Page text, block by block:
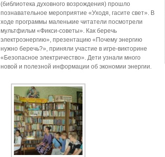
(библиотека духовного возрождения) прошло
познавательное мероприятие «Уходя, гасите свет». В
ходе программы маленькие читатели посмотрели
мультфильм «Фикси-советы». Как беречь
электроэнергию», презентацию «Почему энергию
нужно беречь?», приняли участие в игре-викторине
«Безопасное электричество». Дети узнали много
новой и полезной информации об экономии энергии.